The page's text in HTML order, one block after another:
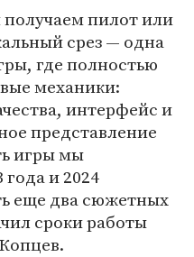
получаем пилот или
срез — одна
где полностью
механики:
интерфейс и
представление
игры мы
и 2024
еще два сюжетных
сроки работы